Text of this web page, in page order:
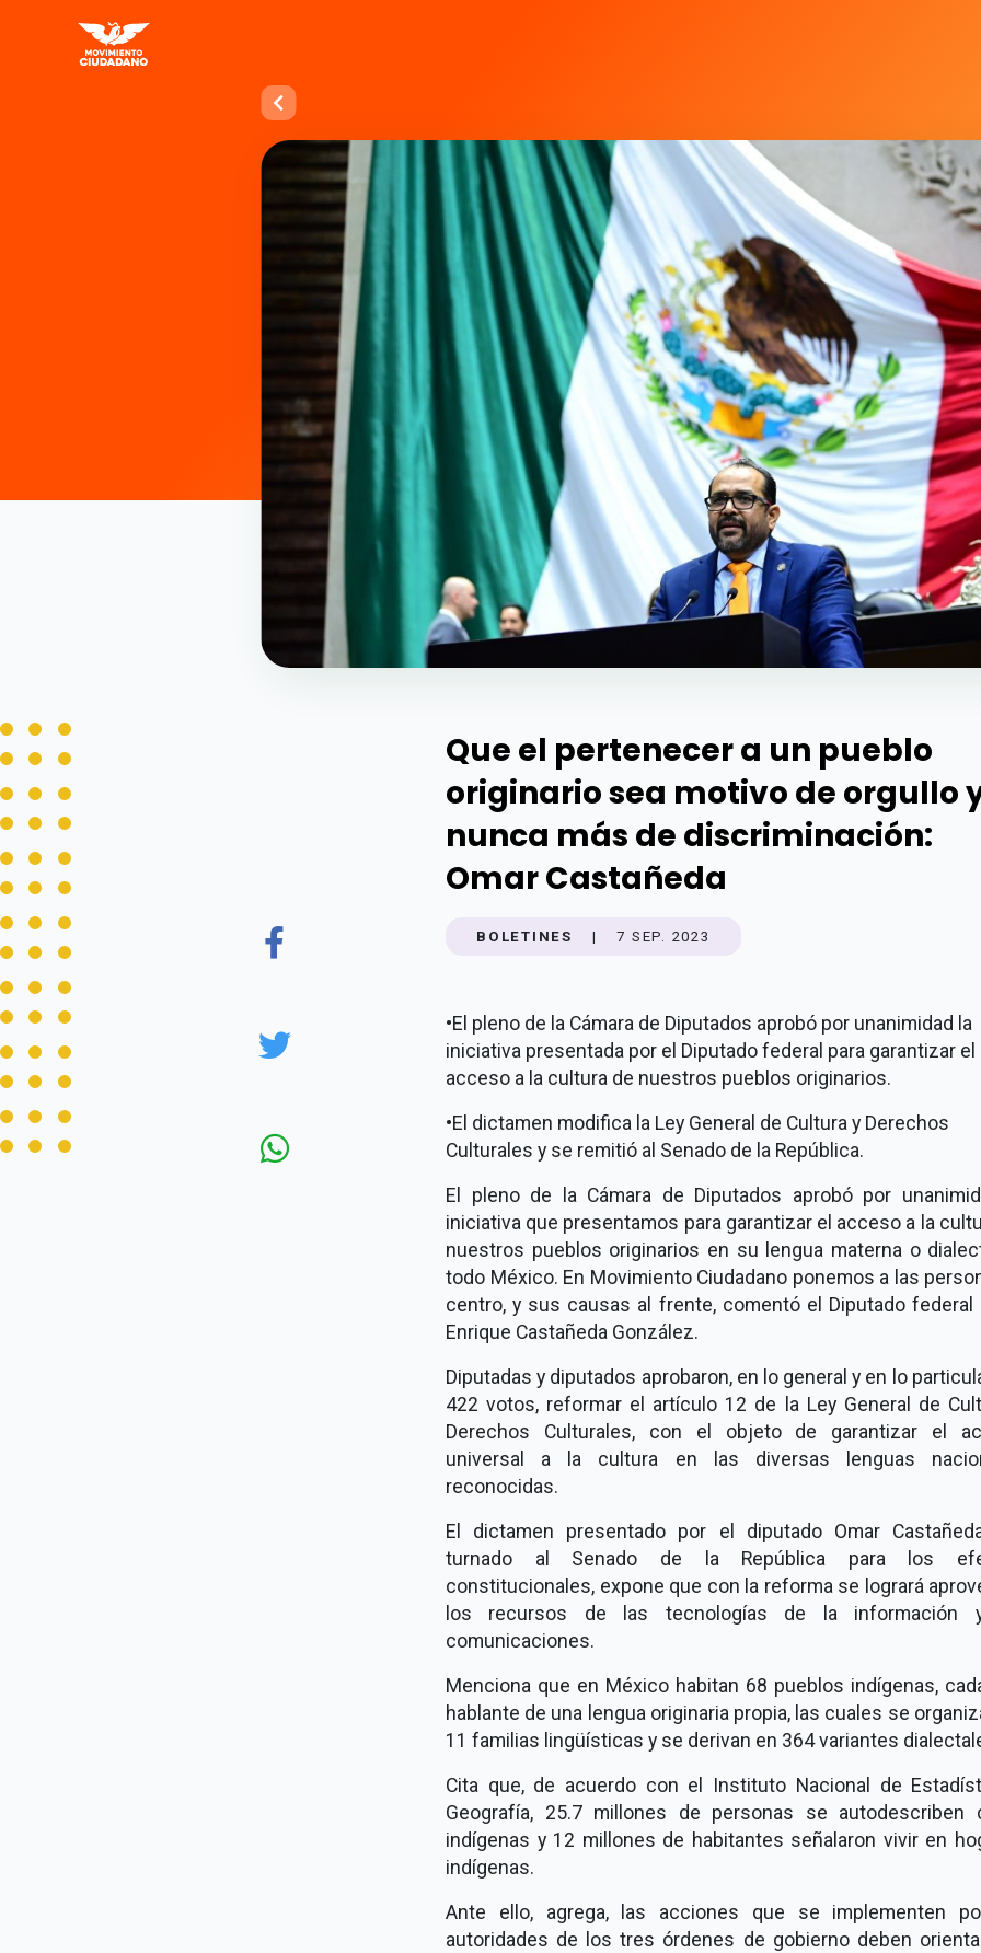
Que el pertenecer a un pueblo
originario sea motivo de orgullo
nunca más de discriminación:
Omar Castañeda
BOLETINES | 7 SEP. 2023
•El pleno de la Cámara de Diputados aprobó por unanimidad la
iniciativa presentada por el Diputado federal para garantizar el
acceso a la cultura de nuestros pueblos originarios.
•El dictamen modifica la Ley General de Cultura y Derechos
Culturales y se remitió al Senado de la República.
El pleno de la Cámara de Diputados aprobó por
iniciativa que presentamos para garantizar el acceso a la
nuestros pueblos originarios en su lengua materna o
todo México. En Movimiento Ciudadano ponemos a las
centro, y sus causas al frente, comentó el Diputado federal
Enrique Castañeda González.
Diputadas y diputados aprobaron, en lo general y en lo
422 votos, reformar el artículo 12 de la Ley General de
Derechos Culturales, con el objeto de garantizar el
universal a la cultura en las diversas lenguas
reconocidas.
El dictamen presentado por el diputado Omar
turnado al Senado de la República para los
constitucionales, expone que con la reforma se logrará
los recursos de las tecnologías de la información
comunicaciones.
Menciona que en México habitan 68 pueblos indígenas,
hablante de una lengua originaria propia, las cuales se
11 familias lingüísticas y se derivan en 364 variantes
Cita que, de acuerdo con el Instituto Nacional de
Geografía, 25.7 millones de personas se autodescriben
indígenas y 12 millones de habitantes señalaron vivir en
indígenas.
Ante ello, agrega, las acciones que se implementen
autoridades de los tres órdenes de gobierno deben